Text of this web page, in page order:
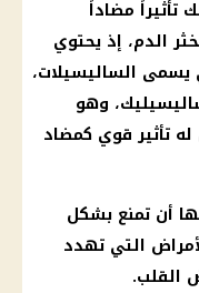
تأثيراً مضاداً
الدم، إذ يحتوي
الساليسيلات،
وهو
له تأثير قوي كمضاد
أن تمنع بشكل
التي تهدد
القلب.